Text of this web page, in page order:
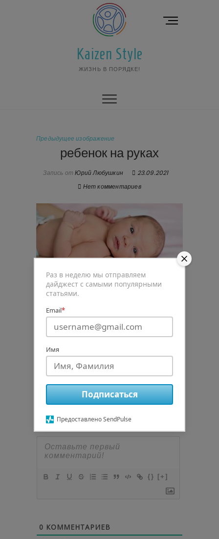
Kaizen Style
ЖИЗНЬ В ПОРЯДКЕ!
К
Предыдущее изображение
ребенок на руках
Запись от Юрий Любушкин
23.09.2021
Нет комментариев
0
Подписаться
{} [+]
0 КОММЕНТАРИЕВ
Раз в неделю мы отправляем
дайджест с самыми популярными
статьями.
Email*
Имя
Подписаться
Предоставлено SendPulse